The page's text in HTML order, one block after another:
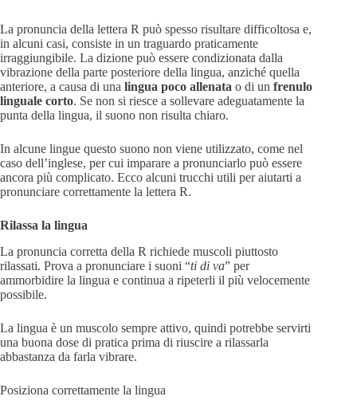
La pronuncia della lettera R può spesso risultare difficoltosa e,
in alcuni casi, consiste in un traguardo praticamente
irraggiungibile. La dizione può essere condizionata dalla
vibrazione della parte posteriore della lingua, anziché quella
anteriore, a causa di una lingua poco allenata o di un frenulo
linguale corto. Se non si riesce a sollevare adeguatamente la
punta della lingua, il suono non risulta chiaro.
In alcune lingue questo suono non viene utilizzato, come nel
caso dell’inglese, per cui imparare a pronunciarlo può essere
ancora più complicato. Ecco alcuni trucchi utili per aiutarti a
pronunciare correttamente la lettera R.
Rilassa la lingua
La pronuncia corretta della R richiede muscoli piuttosto
rilassati. Prova a pronunciare i suoni “ti di va” per
ammorbidire la lingua e continua a ripeterli il più velocemente
possibile.
La lingua è un muscolo sempre attivo, quindi potrebbe servirti
una buona dose di pratica prima di riuscire a rilassarla
abbastanza da farla vibrare.
Posiziona correttamente la lingua